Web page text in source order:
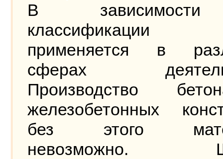
В
применяется в
сферах
Производство
железобетонных
без этого
невозможно.